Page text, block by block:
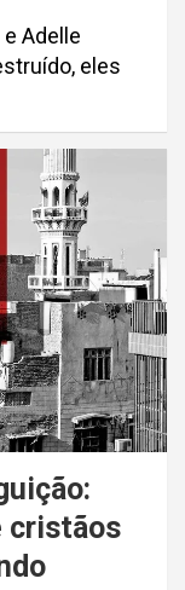
Adelle
eles
cristãos